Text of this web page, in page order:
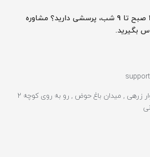
شنبه تا پنج شنبه 10 صبح تا 9 شب، پرسشی دارید؟ مشاوره
بگیرید.
فارس - شیراز - بلوار زرهی , میدان باغ حوض , رو به روی کوچه 2